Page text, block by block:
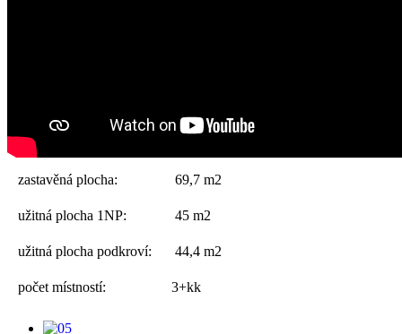
zastavěná plocha: 69,7 m2
užitná plocha 1NP: 45 m2
užitná plocha podkroví: 44,4 m2
počet místností: 3+kk